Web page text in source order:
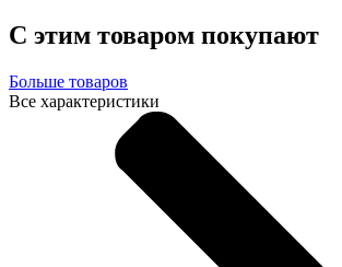
С этим товаром покупают
Больше товаров
Все характеристики